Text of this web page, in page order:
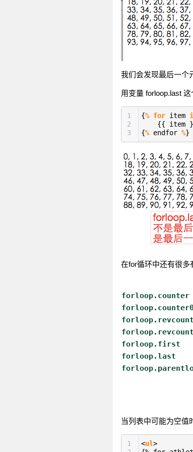
我们会发现最后一个
用变量 forloop.last
1
2
3
{% for item
{{ item
{% endfor %}
在for循环中还有很多
forloop.counter
forloop.first
forloop.last
当列表中可能为空值
1
<ul>